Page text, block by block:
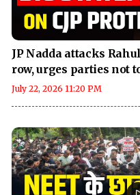
JP Nadda attacks
row, urges parties not
July 22, 2026 11:20 PM